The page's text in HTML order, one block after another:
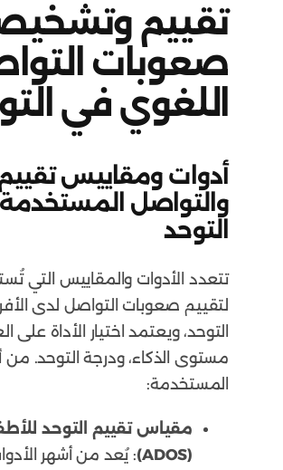
تقييم
صعوبات
اللغوي في
أدوات ومقاييس تقييم
والتواصل
التوحد
تتعدد الأدوات والمقاييس التي
لتقييم صعوبات التواصل لدى
التوحد، ويعتمد اختيار الأداة على
مستوى الذكاء، ودرجة التوحد. من
المستخدمة:
مقياس تقييم التوحد
(ADOS)
: يُعد من أشهر